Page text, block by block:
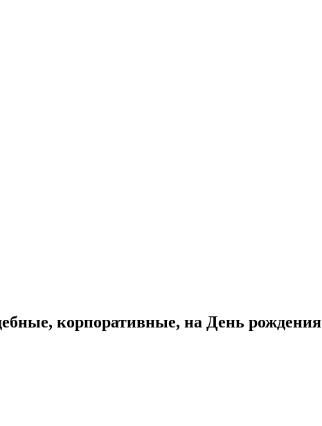
корпоративные, на День рождения